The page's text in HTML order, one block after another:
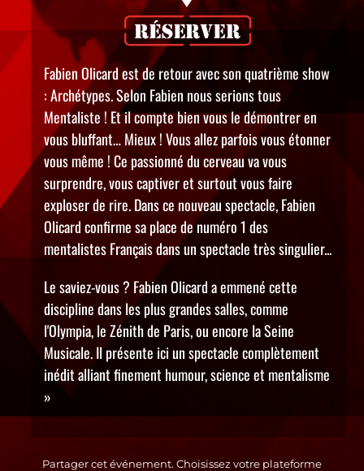
Fabien Olicard est de retour avec son quatrième show
: Archétypes. Selon Fabien nous serions tous
Mentaliste ! Et il compte bien vous le démontrer en
vous bluffant… Mieux ! Vous allez parfois vous étonner
vous même ! Ce passionné du cerveau va vous
surprendre, vous captiver et surtout vous faire
exploser de rire. Dans ce nouveau spectacle, Fabien
Olicard confirme sa place de numéro 1 des
mentalistes Français dans un spectacle très singulier...
Le saviez-vous ? Fabien Olicard a emmené cette
discipline dans les plus grandes salles, comme
l'Olympia, le Zénith de Paris, ou encore la Seine
Musicale. Il présente ici un spectacle complètement
inédit alliant finement humour, science et mentalisme
»
Partager cet événement. Choisissez votre plateforme